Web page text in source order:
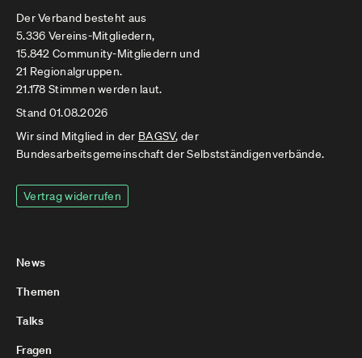
Der Verband besteht aus
5.336 Vereins-Mitgliedern,
15.842 Community-Mitgliedern und
21 Regionalgruppen.
21.178 Stimmen werden laut.
Stand 01.08.2026
Wir sind Mitglied in der BAGSV, der
Bundesarbeitsgemeinschaft der Selbstständigenverbände.
Vertrag widerrufen
News
Themen
Talks
Fragen